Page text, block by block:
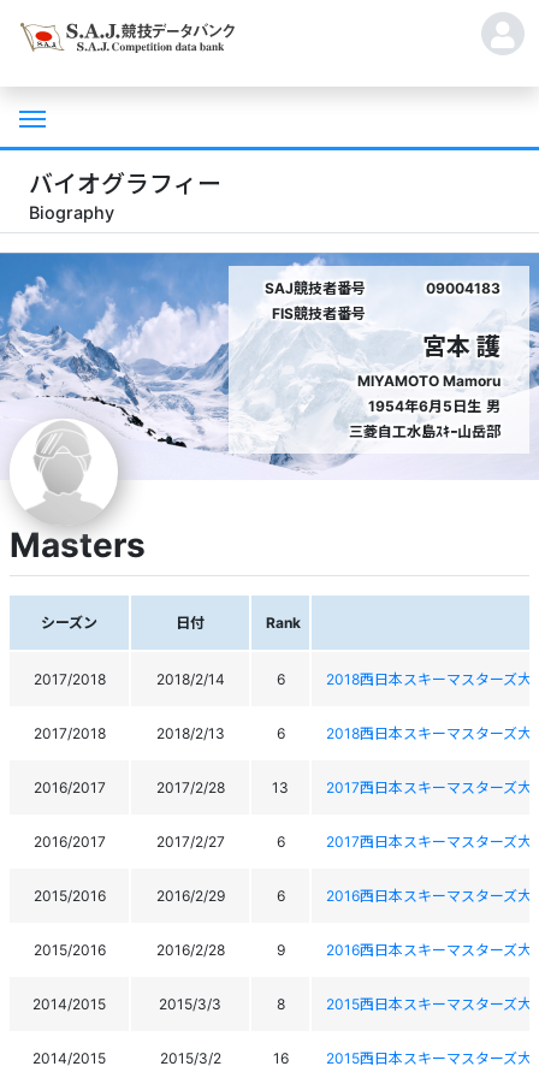
バイオグラフィー
Biography
SAJ競技者番号
09004183
FIS競技者番号
宮本 護
MIYAMOTO Mamoru
1954年6月5日生 男
三菱自工水島ｽｷｰ山岳部
Masters
シーズン 日付 Rank
2017/2018 2018/2/14 6 2018西日本スキーマスターズ大
2017/2018 2018/2/13 6 2018西日本スキーマスターズ大
2016/2017 2017/2/28 13 2017西日本スキーマスターズ大
2016/2017 2017/2/27 6 2017西日本スキーマスターズ大
2015/2016 2016/2/29 6 2016西日本スキーマスターズ大
2015/2016 2016/2/28 9 2016西日本スキーマスターズ大
2014/2015 2015/3/3 8 2015西日本スキーマスターズ大
2014/2015 2015/3/2 16 2015西日本スキーマスターズ大